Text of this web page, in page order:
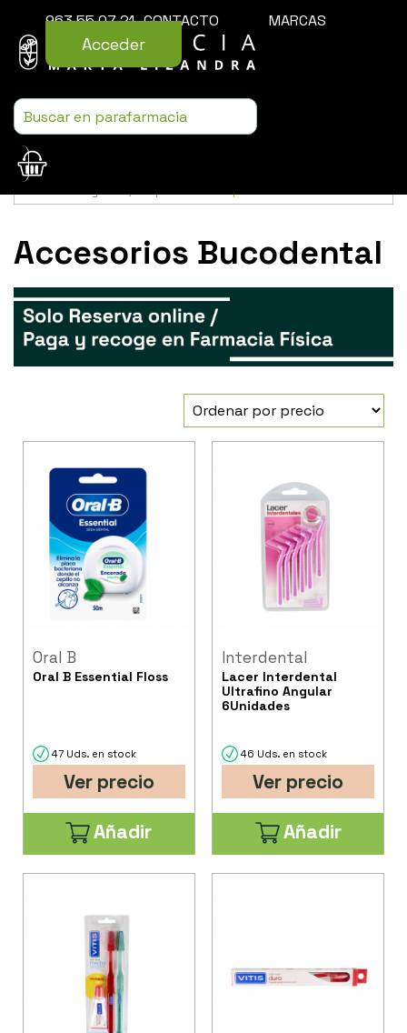
963 55 07 21 CONTACTO MARCAS
Acceder
Usamos cookies para mejorar la experiencia de la web. Si sigues
Accesorios Bucodental
Oral B
Oral B Essential Floss
47 Uds. en stock
Ver precio
Añadir
Interdental
Lacer Interdental
Ultrafino Angular
6Unidades
46 Uds. en stock
Ver precio
Añadir